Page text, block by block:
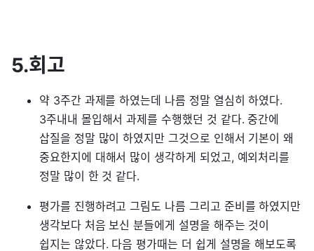
5.회고
약 3주간 과제를 하였는데 나름 정말 열심히 하였다.
3주내내 몰입해서 과제를 수행했던 것 같다. 중간에
삽질을 정말 많이 하였지만 그것으로 인해서 기본이 왜
중요한지에 대해서 많이 생각하게 되었고, 예외처리를
정말 많이 한 것 같다.
평가를 진행하려고 그림도 나름 그리고 준비를 하였지만
생각보다 처음 보신 분들에게 설명을 해주는 것이
쉽지는 않았다. 다음 평가때는 더 쉽게 설명을 해보도록